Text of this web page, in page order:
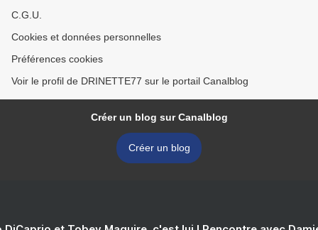
C.G.U.
Cookies et données personnelles
Préférences cookies
Voir le profil de DRINETTE77 sur le portail Canalblog
Créer un blog sur Canalblog
Créer un blog